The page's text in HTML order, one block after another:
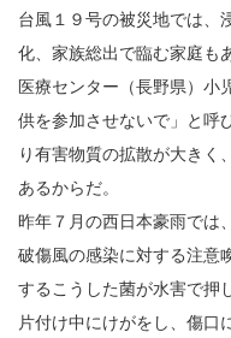
台風１９号の被災地では、
化、家族総出で臨む家庭も
医療センター（長野県）小
供を参加させないで」と呼
り有害物質の拡散が大きく
あるからだ。
昨年７月の西日本豪雨では
破傷風の感染に対する注意
するこうした菌が水害で押
片付け中にけがをし、傷口